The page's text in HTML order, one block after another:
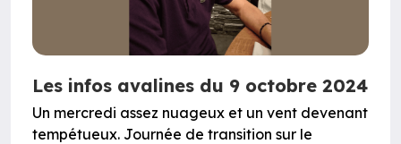
Les infos avalines du 9 octobre 2024
Un mercredi assez nuageux et un vent devenant
tempétueux. Journée de transition sur le